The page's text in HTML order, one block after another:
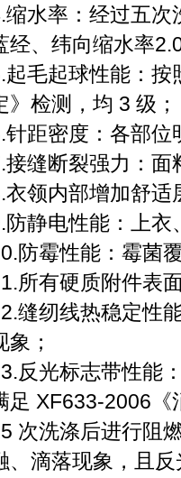
缩水率：经过五次
经、纬向缩水率
起毛起球性能：
》检测，均 3 级；
针距密度：各部
接缝断裂强力：
衣领内部增加舒适
防静电性能：上
防霉性能：霉菌
所有硬质附件表
缝纫线热稳定性
象；
反光标志带性能
足 XF633-2006《
次洗涤后进行阻
、滴落现象，且